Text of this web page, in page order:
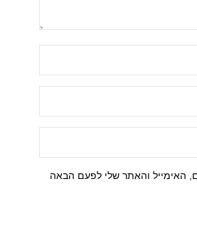
האימייל והאתר שלי לפעם הבאה